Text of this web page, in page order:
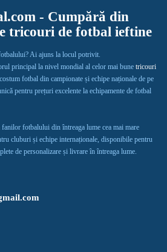
- Cumpără din
tricouri de fotbal ieftine
Ai ajuns la locul potrivit.
principal la nivel mondial al celor mai bune tricouri
fotbal din campionate și echipe naționale de pe
pentru prețuri excelente la echipamente de fotbal
fotbalului din întreaga lume cea mai mare
cluburi și echipe internaționale, disponibile pentru
de personalizare și livrare în întreaga lume.